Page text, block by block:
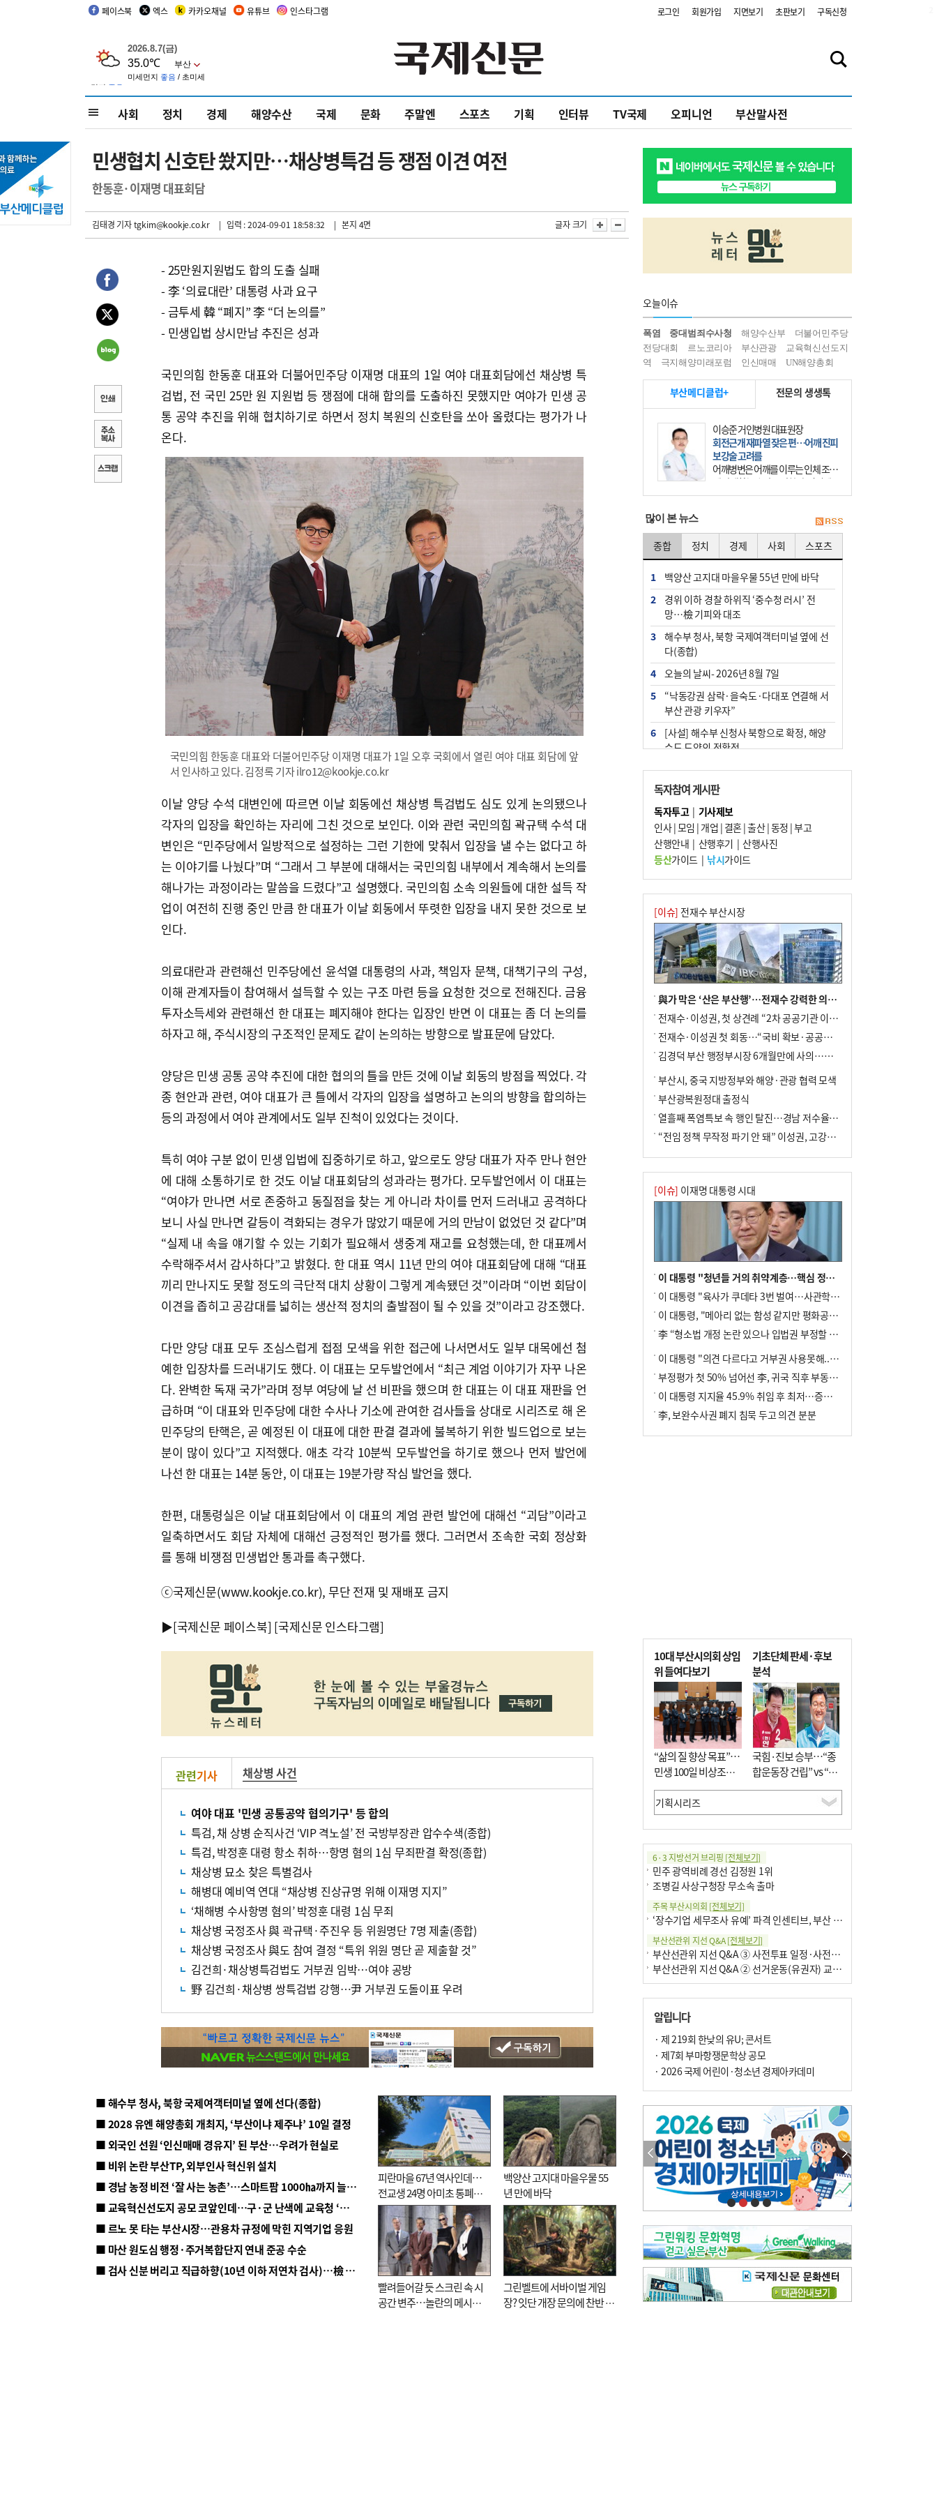
페이스북 엑스 카카오채널 유튜브 인스타그램 로그인 회원가입 지면보기 초판보기 구독신청
사회 정치 경제 해양수산 국제 문화 주말엔 스포츠 기획 인터뷰 TV국제 오피니언 부산말사전
민생협치 신호탄 쐈지만…채상병특검 등 쟁점 이견 여전
한동훈·이재명 대표회담
김태경 기자tgkim@kookje.co.kr | 입력 : 2024-09-01 18:58:32 | 본지 4면 글자 크기
- 25만원지원법도 합의 도출 실패
- 李 ‘의료대란’ 대통령 사과 요구
- 금투세 韓 “폐지” 李 “더 논의를”
- 민생입법 상시만남 추진은 성과
국민의힘 한동훈 대표와 더불어민주당 이재명 대표의 1일 여야 대표회담에선 채상병 특
검법, 전 국민 25만 원 지원법 등 쟁점에 대해 합의를 도출하진 못했지만 여야가 민생 공
통 공약 추진을 위해 협치하기로 하면서 정치 복원의 신호탄을 쏘아 올렸다는 평가가 나
온다.
국민의힘 한동훈 대표와 더불어민주당 이재명 대표가 1일 오후 국회에서 열린 여야 대표 회담에 앞
서 인사하고 있다. 김정록 기자 ilro12@kookje.co.kr
이날 양당 수석 대변인에 따르면 이날 회동에선 채상병 특검법도 심도 있게 논의됐으나
각자의 입장을 확인하는 자리에 그친 것으로 보인다. 이와 관련 국민의힘 곽규택 수석 대
변인은 “민주당에서 일방적으로 설정하는 그런 기한에 맞춰서 입장을 낼 수는 없다고 하
는 이야기를 나눴다”며 “그래서 그 부분에 대해서는 국민의힘 내부에서 계속해서 논의를
해나가는 과정이라는 말씀을 드렸다”고 설명했다. 국민의힘 소속 의원들에 대한 설득 작
업이 여전히 진행 중인 만큼 한 대표가 이날 회동에서 뚜렷한 입장을 내지 못한 것으로 보
인다.
의료대란과 관련해선 민주당에선 윤석열 대통령의 사과, 책임자 문책, 대책기구의 구성,
이해 관계자들이 참여해서 설득할 수 있는 구조 마련 등을 요청한 것으로 전해진다. 금융
투자소득세와 관련해선 한 대표는 폐지해야 한다는 입장인 반면 이 대표는 좀 더 논의를
하자고 해, 주식시장의 구조적인 문제도 같이 논의하는 방향으로 발표문에 담았다.
양당은 민생 공통 공약 추진에 대한 협의의 틀을 만든 것에 이날 회동의 방점을 찍었다. 각
종 현안과 관련, 여야 대표가 큰 틀에서 각자의 입장을 설명하고 논의의 방향을 합의하는
등의 과정에서 여야 관계에서도 일부 진척이 있었다는 것이다.
특히 여야 구분 없이 민생 입법에 집중하기로 하고, 앞으로도 양당 대표가 자주 만나 현안
에 대해 소통하기로 한 것도 이날 대표회담의 성과라는 평가다. 모두발언에서 이 대표는
“여야가 만나면 서로 존중하고 동질점을 찾는 게 아니라 차이를 먼저 드러내고 공격하다
보니 사실 만나면 갈등이 격화되는 경우가 많았기 때문에 거의 만남이 없었던 것 같다”며
“실제 내 속을 얘기할 수 있는 기회가 필요해서 생중계 재고를 요청했는데, 한 대표께서
수락해주셔서 감사하다”고 밝혔다. 한 대표 역시 11년 만의 여야 대표회담에 대해 “대표
끼리 만나지도 못할 정도의 극단적 대치 상황이 그렇게 계속됐던 것”이라며 “이번 회담이
이견을 좁히고 공감대를 넓히는 생산적 정치의 출발점이 될 수 있을 것”이라고 강조했다.
다만 양당 대표 모두 조심스럽게 접점 모색을 위한 접근에 나서면서도 일부 대목에선 첨
예한 입장차를 드러내기도 했다. 이 대표는 모두발언에서 “최근 계엄 이야기가 자꾸 나온
다. 완벽한 독재 국가”라며 정부 여당에 날 선 비판을 했으며 한 대표는 이 대표 재판을 언
급하며 “이 대표와 민주당에 대한 수사나 기소에 관여한 검사들을 상대로 시리즈로 해 온
민주당의 탄핵은, 곧 예정된 이 대표에 대한 판결 결과에 불복하기 위한 빌드업으로 보는
분이 많이 있다”고 지적했다. 애초 각각 10분씩 모두발언을 하기로 했으나 먼저 발언에
나선 한 대표는 14분 동안, 이 대표는 19분가량 작심 발언을 했다.
한편, 대통령실은 이날 대표회담에서 이 대표의 계엄 관련 발언에 대해선 “괴담”이라고
일축하면서도 회담 자체에 대해선 긍정적인 평가를 했다. 그러면서 조속한 국회 정상화
를 통해 비쟁점 민생법안 통과를 촉구했다.
ⓒ국제신문(www.kookje.co.kr), 무단 전재 및 재배포 금지
▶[국제신문 페이스북] [국제신문 인스타그램]
관련기사 채상병 사건
여야 대표 '민생 공통공약 협의기구' 등 합의
특검, 채 상병 순직사건 ‘VIP 격노설’ 전 국방부장관 압수수색(종합)
특검, 박정훈 대령 항소 취하…항명 혐의 1심 무죄판결 확정(종합)
채상병 묘소 찾은 특별검사
해병대 예비역 연대 “채상병 진상규명 위해 이재명 지지”
‘채해병 수사항명 혐의’ 박정훈 대령 1심 무죄
채상병 국정조사 與 곽규택·주진우 등 위원명단 7명 제출(종합)
채상병 국정조사 與도 참여 결정 “특위 위원 명단 곧 제출할 것”
김건희·채상병특검법도 거부권 임박…여야 공방
野 김건희·채상병 쌍특검법 강행…尹 거부권 도돌이표 우려
■ 해수부 청사, 북항 국제여객터미널 옆에 선다(종합)
■ 2028 유엔 해양총회 개최지, ‘부산이냐 제주냐’ 10일 결정
■ 외국인 선원 ‘인신매매 경유지’ 된 부산…우려가 현실로
■ 비위 논란 부산TP, 외부인사 혁신위 설치
■ 경남 농정 비전 ‘잘 사는 농촌’…스마트팜 1000㏊까지 늘린다
■ 교육혁신선도지 공모 코앞인데…구·군 난색에 교육청 ‘쩔쩔’
■ 르노 못 타는 부산시장…관용차 규정에 막힌 지역기업 응원
■ 마산 원도심 행정·주거복합단지 연내 준공 수순
■ 검사 신분 버리고 직급하향(10년 이하 저연차 검사)…檢 중수청행 기피
피란마을 67년 역사인데…
전교생 24명 아미초 통폐합
기로
백양산 고지대 마을우물 55
년 만에 바닥
빨려들어갈 듯 스크린 속 시
공간 변주…놀란의 메시지
그린벨트에 서바이벌 게임
장? 잇단 개장 문의에 찬반 논
오늘이슈
폭염 중대범죄수사청 해양수산부
더불어민주당
전당대회
르노코리아 부산관광
교육혁신선도지
역
극지해양미래포럼 인신매매 UN해양총회
부산메디클럽+ 전문의 생생톡
이승준 거인병원 대표원장
회전근개 재파열 잦은 편…어깨 진피
보강술 고려를
어깨병변은 어깨를 이루는 인체 조직
에 발생하는 손상을 말한다. 여기에
는 오십견과 회전근개 증후군, 어깨
많이 본 뉴스
종합 정치 경제 사회 스포츠
1
백양산 고지대 마을우물 55년 만에 바닥
2
경위 이하 경찰 하위직 ‘중수청 러시’ 전
망…檢 기피와 대조
3
해수부 청사, 북항 국제여객터미널 옆에 선
다(종합)
4
오늘의 날씨- 2026년 8월 7일
5
“낙동강권 삼락·을숙도·다대포 연결해 서
부산 관광 키우자”
6
[사설] 해수부 신청사 북항으로 확정, 해양
수도 도약의 전환점
7
피란마을 67년 역사인데…전교생 24명 아
미초 통폐합 기로
8
부울경 주말부터 비소식…‘극한 폭염’ 한풀
꺾일 듯
9
외국인 선원 ‘인신매매 경유지’ 된 부산…
우려가 현실로
10 부산 청소년 극지탐험대 8인, 열흘간 북극
구석구석 누빈다
독자참여 게시판
독자투고| 기사제보
인사|모임 | 개업 | 결혼|출산|동정 |부고
산행안내 | 산행후기 | 산행사진
등산가이드| 낚시가이드
[이슈] 전재수 부산시장
與가 막은 ‘산은 부산행’…전재수 강력한 의지 표명 없인 공염불
전재수·이성권, 첫 상견례 “2차 공공기관 이전 초당 협력”(종합)
전재수·이성권 첫 회동…“국비 확보·공공기관 이전 협력”
김경덕 부산 행정부시장 6개월만에 사의…후임 인선 촉각
부산시, 중국 지방정부와 해양·관광 협력 모색
부산광복원정대 출정식
열흘째 폭염특보 속 행인 탈진…경남 저수율 평년의 절반
“전임 정책 무작정 파기 안 돼” 이성권, 고강도 ‘전재수 견제’ 예고
[이슈] 이재명 대통령 시대
이 대통령 "청년들 거의 취약계층…핵심 정책 재편""
이 대통령 "육사가 쿠데타 3번 벌여…사관학교 통합 신속히 추진"
이 대통령, "메아리 없는 함성 같지만 평화공존책 계속해야"
李 “형소법 개정 논란 있으나 입법권 부정할 만큼은 아냐”(종합)
이 대통령 "의견 다르다고 거부권 사용못해.. 입법권 부정할 상황이라 보기 어려워"
부정평가 첫 50% 넘어선 李, 귀국 직후 부동산·증시 점검(종합)
이 대통령 지지율 45.9% 취임 후 최저…증시 폭락·연임 개헌 논란 영향
李, 보완수사권 폐지 침묵 두고 의견 분분
10대 부산시의회 상임
위 들여다보기
“삶의 질 향상 목표”…
민생 100일 비상조치
면밀 심사
기초단체 판세·후보
분석
국힘·진보 승부…“종
합운동장 건립” vs “출
근 공공버스 도입”
6·3 지방선거 브리핑 [전체보기]
민주 광역비례 경선 김정원 1위
조병길 사상구청장 무소속 출마
주목 부산시의회 [전체보기]
‘장수기업 세무조사 유예’ 파격 인센티브, 부산 유출 막을까
부산선관위 지선 Q&A[전체보기]
부산선관위 지선 Q&A ③ 사전투표 일정·사전투표함 보관
부산선관위 지선 Q&A ② 선거운동(유권자) 교육감투표용지
알립니다
· 제 219회 한낮의 유U; 콘서트
· 제7회 부마항쟁문학상 공모
· 2026 국제 어린이·청소년 경제아카데미